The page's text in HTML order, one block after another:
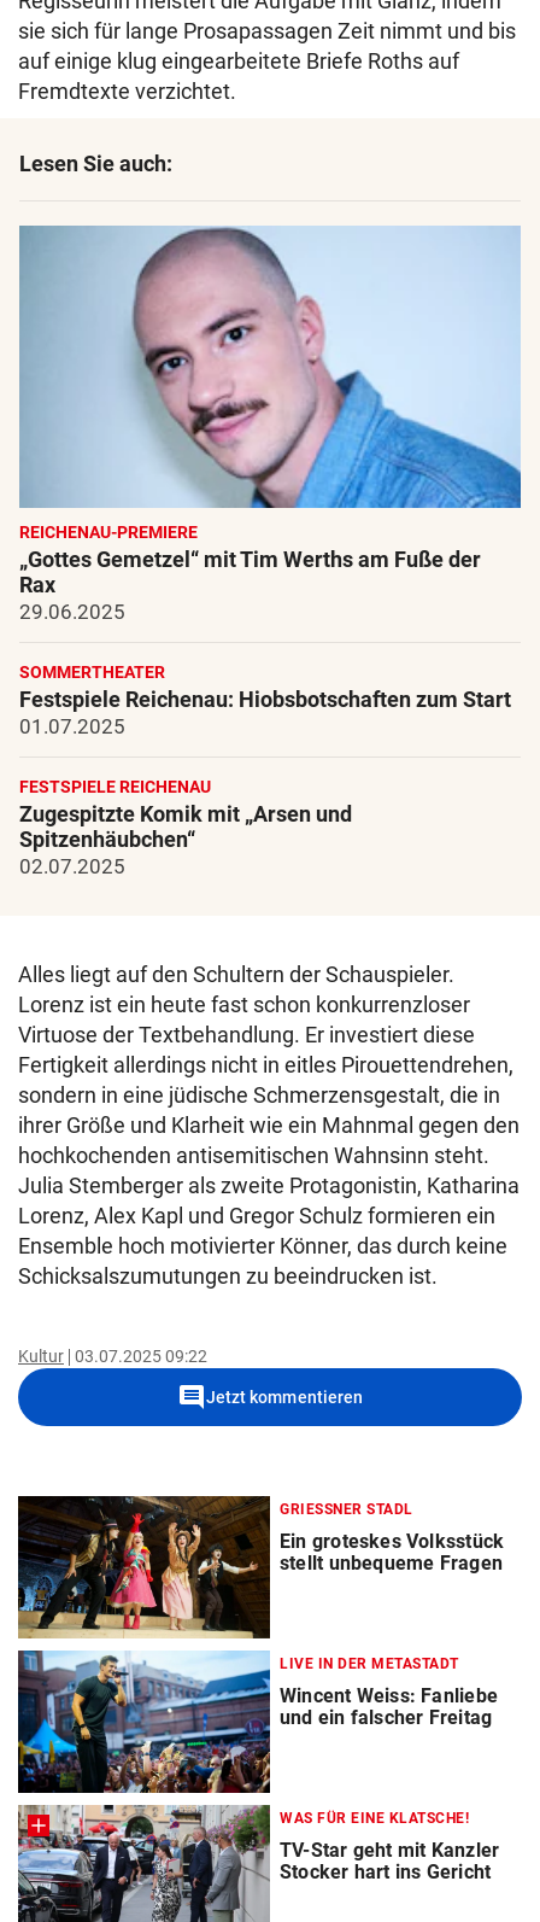
sie sich für lange Prosapassagen Zeit nimmt und bis
auf einige klug eingearbeitete Briefe Roths auf
Fremdtexte verzichtet.
Lesen Sie auch:
REICHENAU-PREMIERE
„Gottes Gemetzel“ mit Tim Werths am Fuße der
Rax
29.06.2025
SOMMERTHEATER
Festspiele Reichenau: Hiobsbotschaften zum Start
01.07.2025
FESTSPIELE REICHENAU
Zugespitzte Komik mit „Arsen und
Spitzenhäubchen“
02.07.2025
Alles liegt auf den Schultern der Schauspieler.
Lorenz ist ein heute fast schon konkurrenzloser
Virtuose der Textbehandlung. Er investiert diese
Fertigkeit allerdings nicht in eitles Pirouettendrehen,
sondern in eine jüdische Schmerzensgestalt, die in
ihrer Größe und Klarheit wie ein Mahnmal gegen den
hochkochenden antisemitischen Wahnsinn steht.
Julia Stemberger als zweite Protagonistin, Katharina
Lorenz, Alex Kapl und Gregor Schulz formieren ein
Ensemble hoch motivierter Könner, das durch keine
Schicksalszumutungen zu beeindrucken ist.
Kultur 03.07.2025 09:22
commentJetzt kommentieren
GRIESSNER STADL
Ein groteskes Volksstück
stellt unbequeme Fragen
LIVE IN DER METASTADT
Wincent Weiss: Fanliebe
und ein falscher Freitag
WAS FÜR EINE KLATSCHE!
TV-Star geht mit Kanzler
Stocker hart ins Gericht